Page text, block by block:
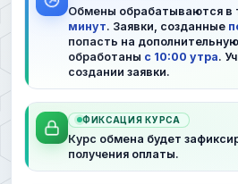
Обмены обрабатываются в
минут. Заявки, созданные
попасть на
обработаны с 10:00 утра.
создании заявки.
ФИКСАЦИЯ КУРСА
Курс обмена будет
получения оплаты.